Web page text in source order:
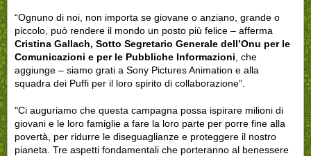
“Ognuno di noi, non importa se giovane o anziano, grande o
piccolo, può rendere il mondo un posto più felice – afferma
Cristina Gallach, Sotto Segretario Generale dell’Onu per le
Comunicazioni e per le Pubbliche Informazioni , che
aggiunge – siamo grati a Sony Pictures Animation e alla
squadra dei Puffi per il loro spirito di collaborazione”.
"Ci auguriamo che questa campagna possa ispirare milioni di
giovani e le loro famiglie a fare la loro parte per porre fine alla
povertà, per ridurre le diseguaglianze e proteggere il nostro
pianeta. Tre aspetti fondamentali che porteranno al benessere